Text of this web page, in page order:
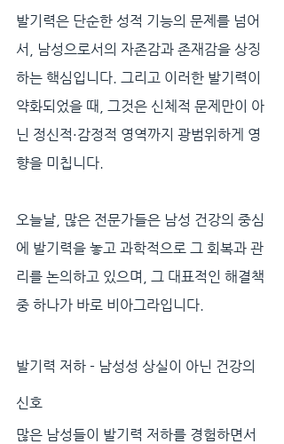
발기력은 단순한 성적 기능의 문제를 넘어
서, 남성으로서의 자존감과 존재감을 상징
하는 핵심입니다. 그리고 이러한 발기력이
약화되었을 때, 그것은 신체적 문제만이 아
닌 정신적·감정적 영역까지 광범위하게 영
향을 미칩니다.
오늘날, 많은 전문가들은 남성 건강의 중심
에 발기력을 놓고 과학적으로 그 회복과 관
리를 논의하고 있으며, 그 대표적인 해결책
중 하나가 바로 비아그라입니다.
발기력 저하 - 남성성 상실이 아닌 건강의
신호
많은 남성들이 발기력 저하를 경험하면서